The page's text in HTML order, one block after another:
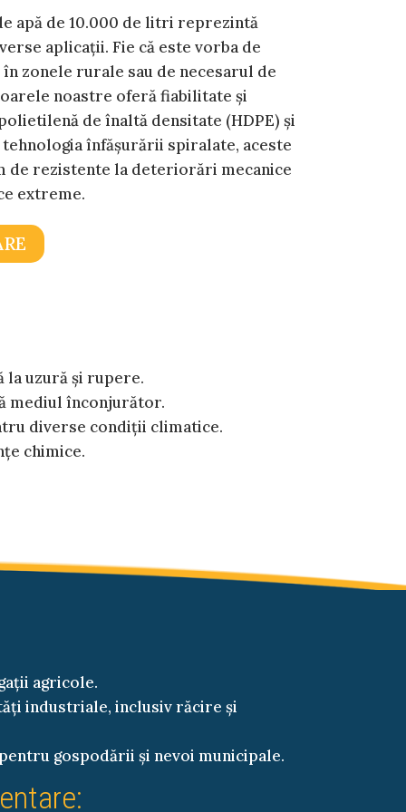
apă de 10.000 de litri reprezintă
aplicații. Fie că este vorba de
zonele rurale sau de necesarul de
noastre oferă fiabilitate și
de înaltă densitate (HDPE) și
înfășurării spiralate, aceste
de rezistente la deteriorări mecanice
extreme.
la uzură și rupere.
mediul înconjurător.
diverse condiții climatice.
chimice.
agricole.
industriale, inclusiv răcire și
gospodării și nevoi municipale.